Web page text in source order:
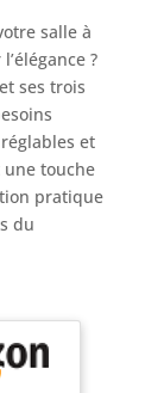
salle à
?
ses trois
et
touche
pratique
du